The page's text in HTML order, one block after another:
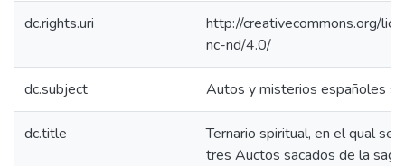
dc.rights.uri
http://creativecommons.org/
nc-nd/4.0/
dc.subject Autos y misterios españoles
dc.title
Ternario spiritual, en el qual se
tres Auctos sacados de la